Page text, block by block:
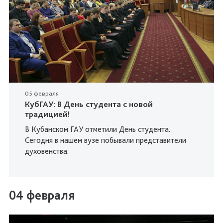
05 февраля
КубГАУ: В День студента с новой
традицией!
В Кубанском ГАУ отметили День студента.
Сегодня в нашем вузе побывали представители
духовенства.
04 февраля